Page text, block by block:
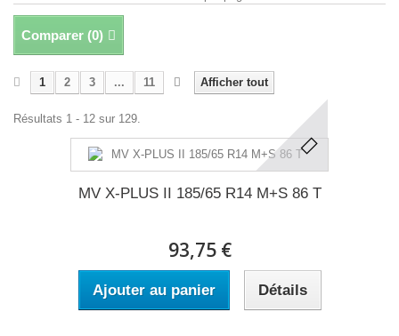
Comparer (0)
Afficher tout
1 2 3 ... 11
Résultats 1 - 12 sur 129.
MV X-PLUS II 185/65 R14 M+S 86 T
93,75 €
Ajouter au panier Détails